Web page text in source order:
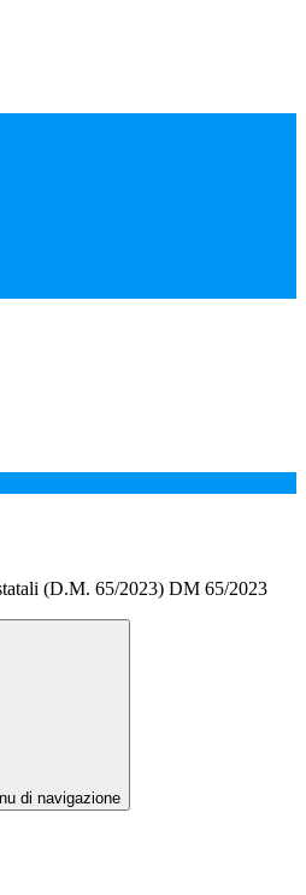
(D.M. 65/2023) DM 65/2023
di navigazione